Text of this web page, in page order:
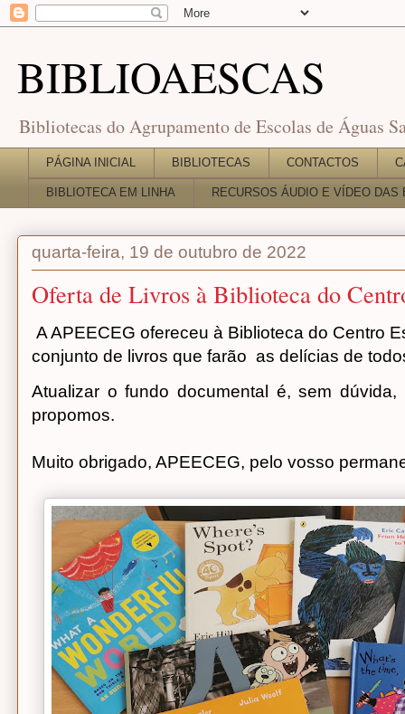
BIBLIOAESCAS
Bibliotecas do Agrupamento de Escolas de Águas
PÁGINA INICIAL BIBLIOTECAS CONTACTOS
BIBLIOTECA EM LINHA RECURSOS ÁUDIO E VÍDEO DAS
quarta-feira, 19 de outubro de 2022
Oferta de Livros à Biblioteca do
A APEECEG ofereceu à Biblioteca do Centro
conjunto de livros que farão as delícias de
Atualizar o fundo documental é, sem
propomos.
Muito obrigado, APEECEG, pelo vosso